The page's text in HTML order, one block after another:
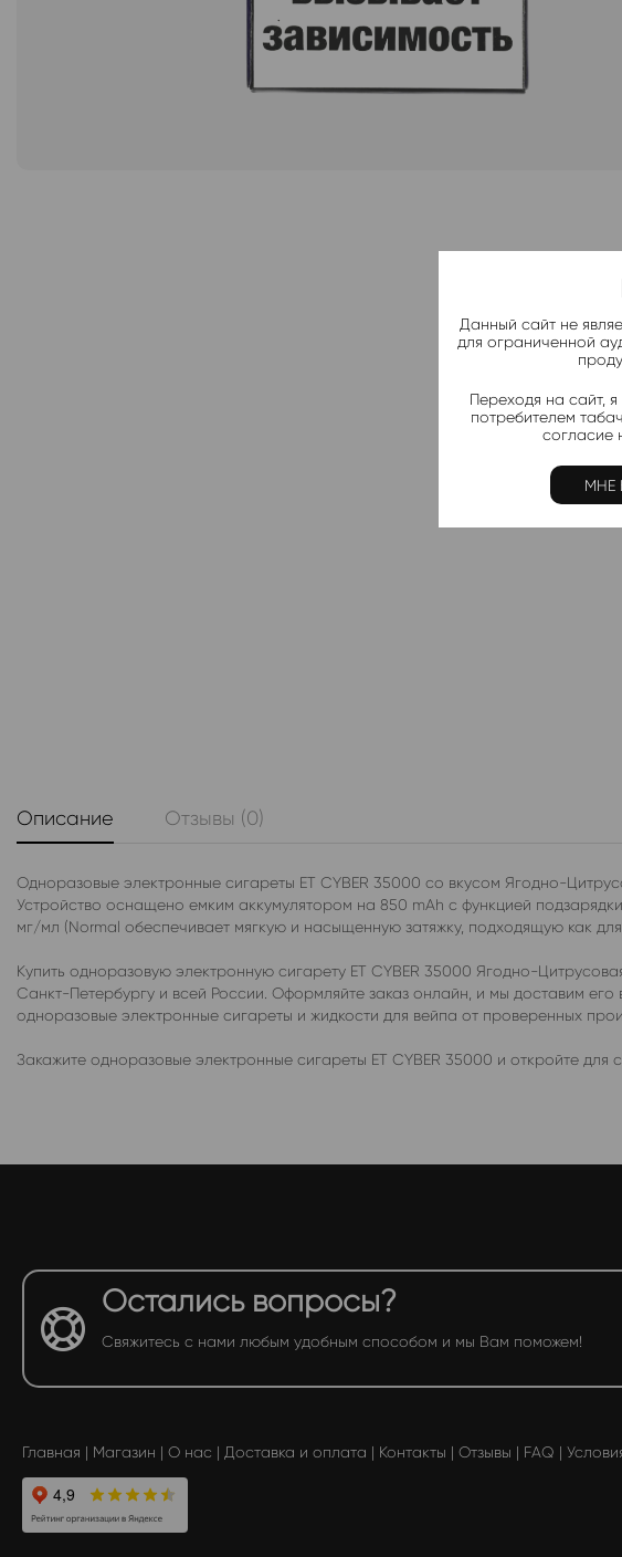
Описание Отзывы (0)
Одноразовые электронные сигареты ET CYBER 35000 со вкусом Ягодно-
Устройство оснащено емким аккумулятором на 850 mAh с функцией
мг/мл (Normal обеспечивает мягкую и насыщенную затяжку, подходящую как для
Купить одноразовую электронную сигарету ET CYBER 35000 Ягодно-
Санкт-Петербургу и всей России. Оформляйте заказ онлайн, и мы доставим
одноразовые электронные сигареты и жидкости для вейпа от проверенных
Закажите одноразовые электронные сигареты ET CYBER 35000 и откройте
Остались вопросы?
Свяжитесь с нами любым удобным способом и мы Вам поможем!
Главная | Магазин | О нас | Доставка и оплата | Контакты | Отзывы | FAQ |
Данный сайт не
для ограниченной
Переходя на сайт,
потребителем
согласие
МНЕ